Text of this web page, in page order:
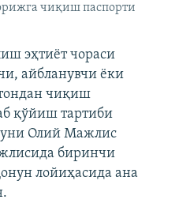
чиқиш паспорти
эҳтиёт чораси
айбланувчи ёки
чиқиш
қўйиш тартиби
Олий Мажлис
биринчи
лойиҳасида ана